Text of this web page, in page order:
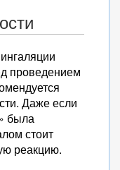
проведением
Даже если
была
стоит
реакцию.